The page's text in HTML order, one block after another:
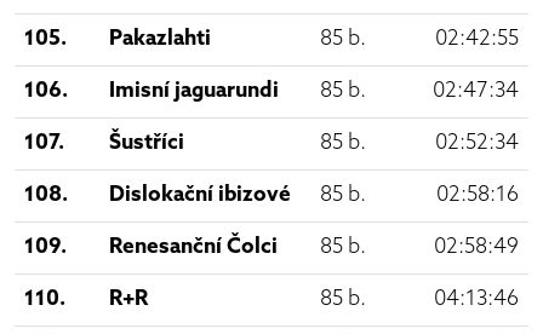
105. Pakazlahti 85 b. 02:42:55
106. Imisní jaguarundi 85 b. 02:47:34
107. Šustříci 85 b. 02:52:34
108. Dislokační ibizové 85 b. 02:58:16
109. Renesanční Čolci 85 b. 02:58:49
110. R+R 85 b. 04:13:46